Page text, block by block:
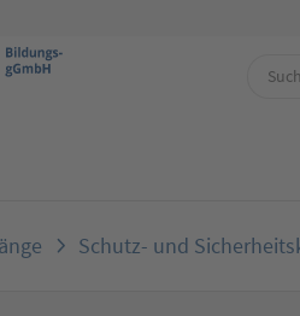
Schutz- und